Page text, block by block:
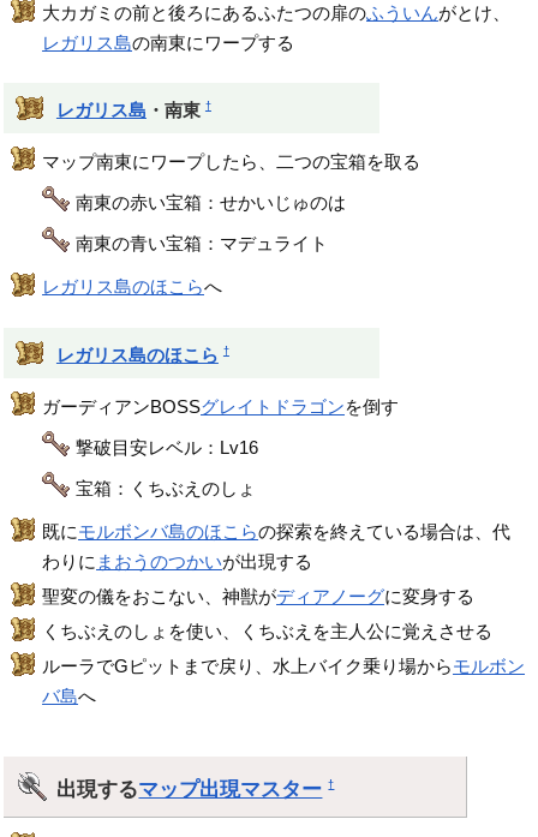
大カガミの前と後ろにあるふたつの扉のふういんがとけ、
レガリス島の南東にワープする
レガリス島 ・南東 †
マップ南東にワープしたら、二つの宝箱を取る
南東の赤い宝箱：せかいじゅのは
南東の青い宝箱：マデュライト
レガリス島のほこらへ
レガリス島のほこら †
ガーディアンBOSSグレイトドラゴンを倒す
撃破目安レベル：Lv16
宝箱：くちぶえのしょ
既にモルボンバ島のほこらの探索を終えている場合は、代
わりに まおうのつかいが出現する
聖変の儀をおこない、神獣がディアノーグに変身する
くちぶえのしょを使い、くちぶえを主人公に覚えさせる
ルーラでGピットまで戻り、水上バイク乗り場からモルボン
バ島へ
出現するマップ出現マスター †